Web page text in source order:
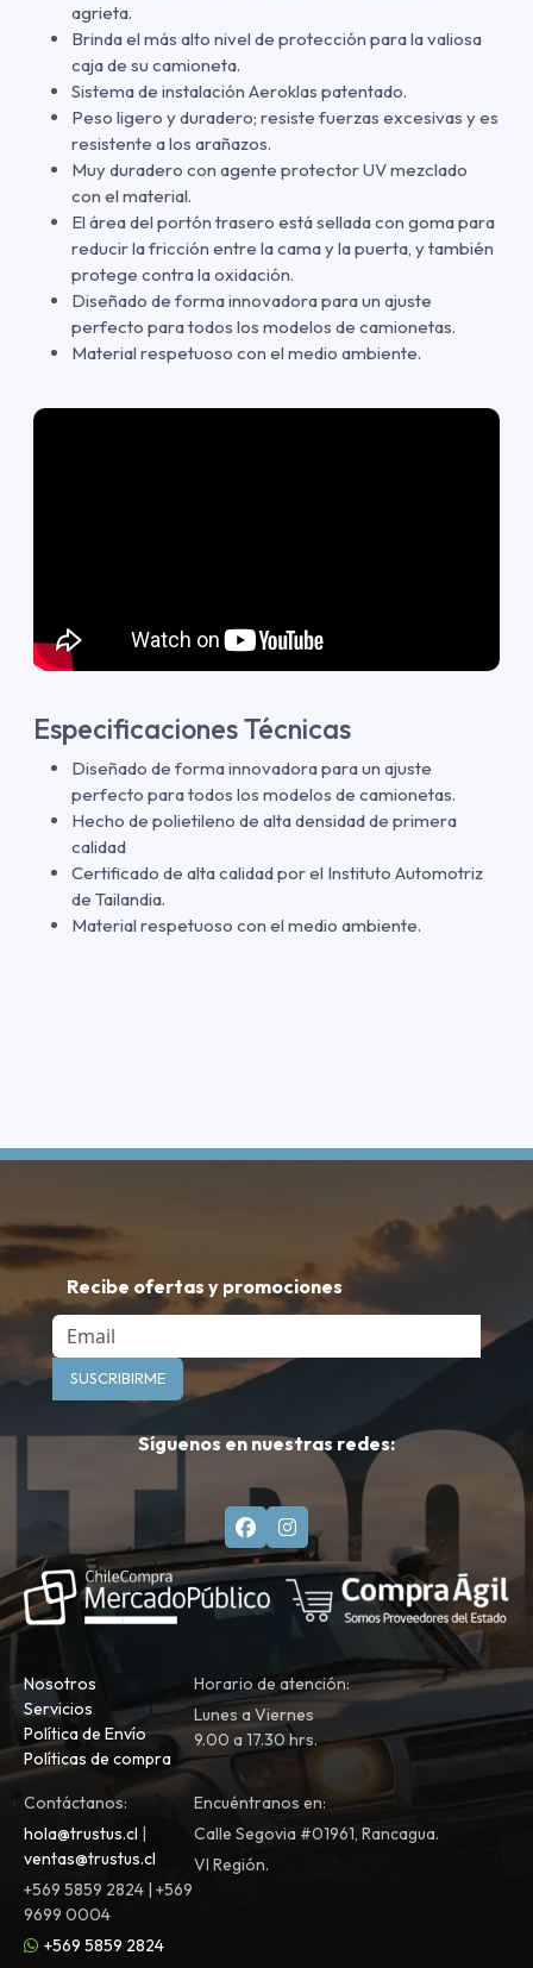
agrieta.
Brinda el más alto nivel de protección para la valiosa
caja de su camioneta.
Sistema de instalación Aeroklas patentado.
Peso ligero y duradero; resiste fuerzas excesivas y es
resistente a los arañazos.
Muy duradero con agente protector UV mezclado
con el material.
El área del portón trasero está sellada con goma para
reducir la fricción entre la cama y la puerta, y también
protege contra la oxidación.
Diseñado de forma innovadora para un ajuste
perfecto para todos los modelos de camionetas.
Material respetuoso con el medio ambiente.
Especificaciones Técnicas
Diseñado de forma innovadora para un ajuste
perfecto para todos los modelos de camionetas.
Hecho de polietileno de alta densidad de primera
calidad
Certificado de alta calidad por el Instituto Automotriz
de Tailandia.
Material respetuoso con el medio ambiente.
Recibe ofertas y promociones
Email
SUSCRIBIRME
Síguenos en nuestras redes:
Nosotros
Servicios
Política de Envío
Políticas de compra
Horario de atención:
Lunes a Viernes
9.00 a 17.30 hrs.
Contáctanos:
hola@trustus.cl |
ventas@trustus.cl
+569 5859 2824 | +569
9699 0004
+569 5859 2824
Encuéntranos en:
Calle Segovia #01961, Rancagua.
VI Región.